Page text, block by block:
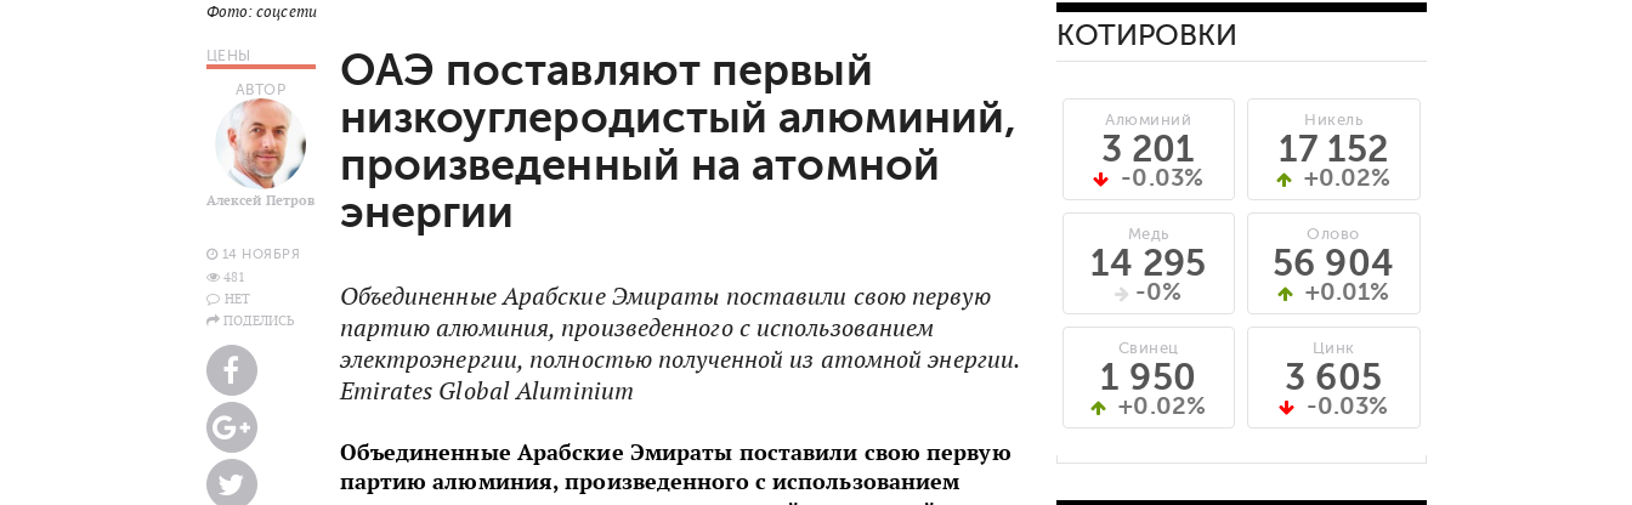
Фото: соцсети
ЦЕНЫ
АВТОР
Алексей Петров
14 НОЯБРЯ
481
НЕТ
ПОДЕЛИСЬ
ОАЭ поставляют первый
низкоуглеродистый алюминий,
произведенный на атомной
энергии
Объединенные Арабские Эмираты поставили свою первую
партию алюминия, произведенного с использованием
электроэнергии, полностью полученной из атомной энергии.
Emirates Global Aluminium
Объединенные Арабские Эмираты поставили свою первую
партию алюминия, произведенного с использованием
КОТИРОВКИ
Алюминий
3 201
-0.03%
Медь
14 295
-0%
Свинец
1 950
+0.02%
Никель
17 152
+0.02%
Олово
56 904
+0.01%
Цинк
3 605
-0.03%